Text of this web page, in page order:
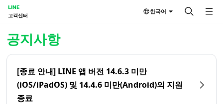
LINE
고객센터
한국어
공지사항
[종료 안내] LINE 앱 버전 14.6.3 미만
(iOS/iPadOS) 및 14.4.6 미만(Android)의 지원
종료